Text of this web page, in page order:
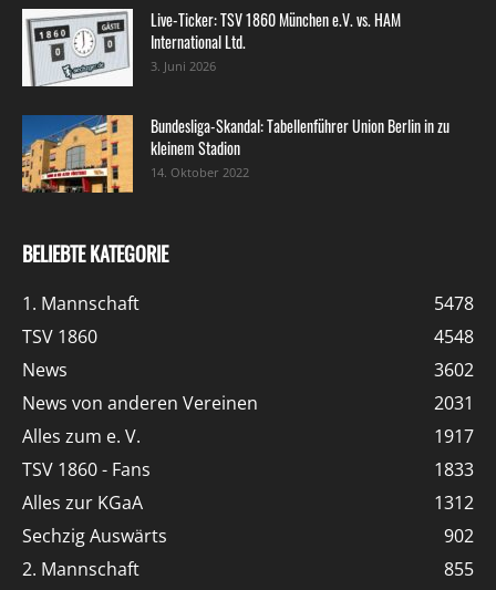
Live-Ticker: TSV 1860 München e.V. vs. HAM
International Ltd.
3. Juni 2026
Bundesliga-Skandal: Tabellenführer Union Berlin in zu
kleinem Stadion
14. Oktober 2022
BELIEBTE KATEGORIE
1. Mannschaft
5478
TSV 1860
4548
News
3602
News von anderen Vereinen
2031
Alles zum e. V.
1917
TSV 1860 - Fans
1833
Alles zur KGaA
1312
Sechzig Auswärts
902
2. Mannschaft
855